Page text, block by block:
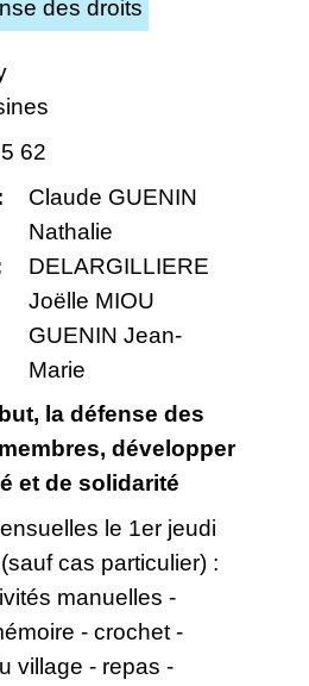
des droits
62
Claude GUENIN
Nathalie
DELARGILLIERE
Joëlle MIOU
GUENIN Jean-
Marie
la défense des
développer
et de solidarité
le 1er jeudi
cas particulier) :
manuelles -
- crochet -
village - repas -